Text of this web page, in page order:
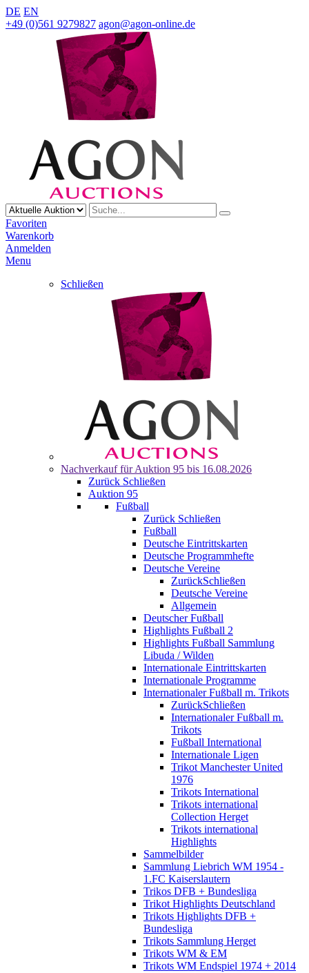
DE EN
+49 (0)561 9279827 agon@agon-online.de
Favoriten
Warenkorb
Anmelden
Menu
Schließen
Nachverkauf für Auktion 95 bis 16.08.2026
Zurück Schließen
Auktion 95
Fußball
Zurück Schließen
Fußball
Deutsche Eintrittskarten
Deutsche Programmhefte
Deutsche Vereine
ZurückSchließen
Deutsche Vereine
Allgemein
Deutscher Fußball
Highlights Fußball 2
Highlights Fußball Sammlung
Libuda / Wilden
Internationale Eintrittskarten
Internationale Programme
Internationaler Fußball m. Trikots
ZurückSchließen
Internationaler Fußball m.
Trikots
Fußball International
Internationale Ligen
Trikot Manchester United
1976
Trikots International
Trikots international
Collection Herget
Trikots international
Highlights
Sammelbilder
Sammlung Liebrich WM 1954 -
1.FC Kaiserslautern
Trikos DFB + Bundesliga
Trikot Highlights Deutschland
Trikots Highlights DFB +
Bundesliga
Trikots Sammlung Herget
Trikots WM & EM
Trikots WM Endspiel 1974 + 2014